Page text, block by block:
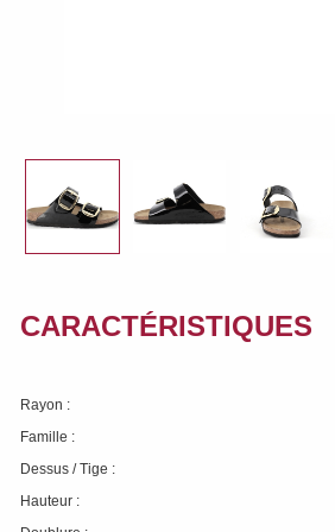
CARACTÉRISTIQUES
Rayon :
Famille :
Dessus / Tige :
Hauteur :